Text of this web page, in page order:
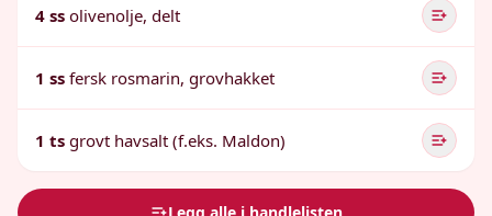
4 ss olivenolje, delt
1 ss fersk rosmarin, grovhakket
1 ts grovt havsalt (f.eks. Maldon)